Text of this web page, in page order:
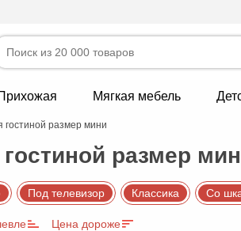
Мягкая мебель
гостиной размер мини
размер
Под телевизор Классика Со
Цена дороже